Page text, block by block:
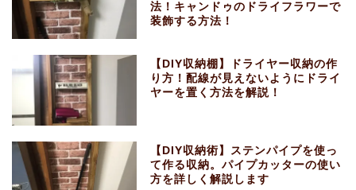
法！キャンドゥのドライフラワーで
装飾する方法！
【DIY収納棚】ドライヤー収納の作
り方！配線が見えないようにドライ
ヤーを置く方法を解説！
【DIY収納術】ステンパイプを使っ
て作る収納。パイプカッターの使い
方を詳しく解説します